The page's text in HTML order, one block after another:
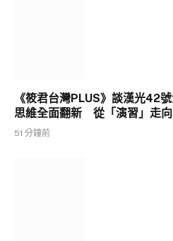
《筱君台灣PLUS》談漢光42
思維全面翻新 從「演習」走
51 分鐘前